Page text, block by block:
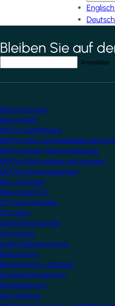
*indicates required field
Bleiben Sie auf
KNX Erforschen
Was ist KNX?
KNX für Installateure
KNX für Haus- und
KNX für Smart Tech Installateure
KNX für Elektroplaner und -berater
KNX für Schulungszentren
KNX-Software
Was ist die ETS?
ETS herunterladen
ETS Apps
Zertifizierte Geräte
Alle Geräte
Audio/Videosteuerung
Beleuchtung
Beschattung & Jalousien
Energiemanagement
Fernbedienung
HLK-Systeme